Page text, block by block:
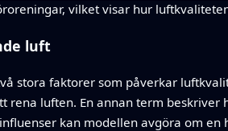
vilket visar hur
luft
stora faktorer som påverkar
rena luften. En annan term
kan modellen avgöra om